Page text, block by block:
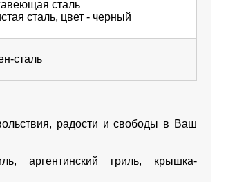
сталь
сталь, цвет - черный
сталь
радости и свободы в Ваш
аргентинский гриль, крышка-